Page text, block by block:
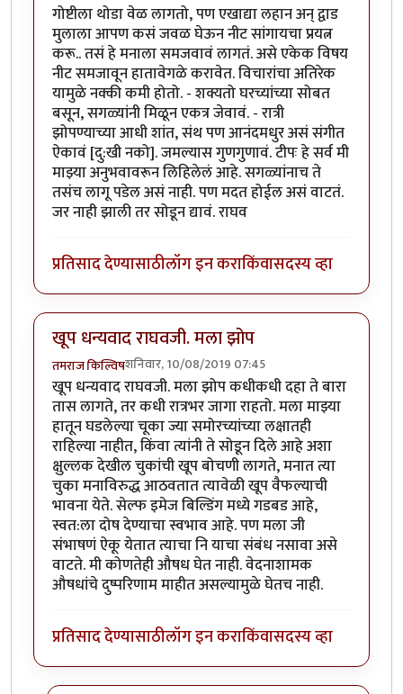
गोष्टीला थोडा वेळ लागतो, पण एखाद्या लहान अन् द्वाड
मुलाला आपण कसं जवळ घेऊन नीट सांगायचा प्रयत्न
करू.. तसं हे मनाला समजवावं लागतं. असे एकेक विषय
नीट समजावून हातावेगळे करावेत. विचारांचा अतिरेक
यामुळे नक्की कमी होतो. - शक्यतो घरच्यांच्या सोबत
बसून, सगळ्यांनी मिळून एकत्र जेवावं. - रात्री
झोपण्याच्या आधी शांत, संथ पण आनंदमधुर असं संगीत
ऐकावं [दु:खी नको]. जमल्यास गुणगुणावं. टीपः हे सर्व मी
माझ्या अनुभवावरून लिहिलेलं आहे. सगळ्यांनाच ते
तसंच लागू पडेल असं नाही. पण मदत होईल असं वाटतं.
जर नाही झाली तर सोडून द्यावं. राघव
प्रतिसाद देण्यासाठीलॉग इन कराकिंवासदस्य व्हा
खूप धन्यवाद राघवजी. मला झोप
तमराज किल्विषशनिवार, 10/08/2019 07:45
खूप धन्यवाद राघवजी. मला झोप कधीकधी दहा ते बारा
तास लागते, तर कधी रात्रभर जागा राहतो. मला माझ्या
हातून घडलेल्या चूका ज्या समोरच्यांच्या लक्षातही
राहिल्या नाहीत, किंवा त्यांनी ते सोडून दिले आहे अशा
क्षुल्लक देखील चुकांची खूप बोचणी लागते, मनात त्या
चुका मनाविरुद्ध आठवतात त्यावेळी खूप वैफल्याची
भावना येते. सेल्फ इमेज बिल्डिंग मध्ये गडबड आहे,
स्वत:ला दोष देण्याचा स्वभाव आहे. पण मला जी
संभाषणं ऐकू येतात त्याचा नि याचा संबंध नसावा असे
वाटते. मी कोणतेही औषध घेत नाही. वेदनाशामक
औषधांचे दुष्परिणाम माहीत असल्यामुळे घेतच नाही.
प्रतिसाद देण्यासाठीलॉग इन कराकिंवासदस्य व्हा